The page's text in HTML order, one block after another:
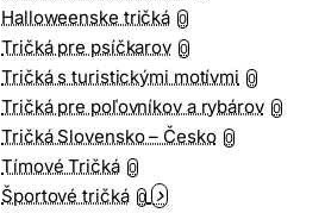
Halloweenske tričká 0
Tričká pre psíčkarov 0
Tričká s turistickými motívmi 0
Tričká pre poľovníkov a rybárov 0
Tričká Slovensko – Česko 0
Tímové Tričká 0
Športové tričká 0